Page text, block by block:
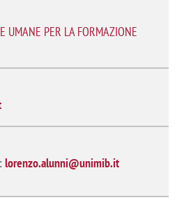
UMANE PER LA FORMAZIONE
lorenzo.alunni@unimib.it